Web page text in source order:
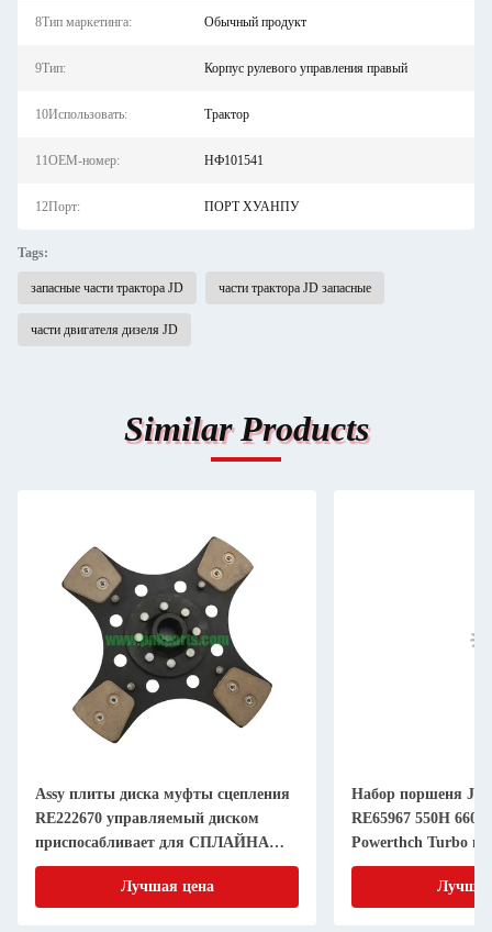
8Тип маркетинга: Обычный продукт
9Тип: Корпус рулевого управления правый
10Использовать: Трактор
11OEM-номер: НФ101541
12Порт: ПОРТ ХУАНПУ
Tags:
запасные части трактора JD части трактора JD запасные
части двигателя дизеля JD
Similar Products
Assy плиты диска муфты сцепления
RE222670 управляемый диском
приспосабливает для СПЛАЙНА
дюйма 20 частей машинного
оборудования 11 земледелия
Лучшая цена
Набор поршеня JD
RE65967 550H 6603
Powerthch Turbo
втулки цилиндра